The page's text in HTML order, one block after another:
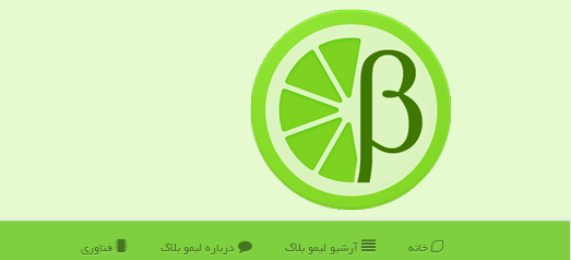
خانه آرشیو لیمو بلاگ درباره لیمو بلاگ فناوری